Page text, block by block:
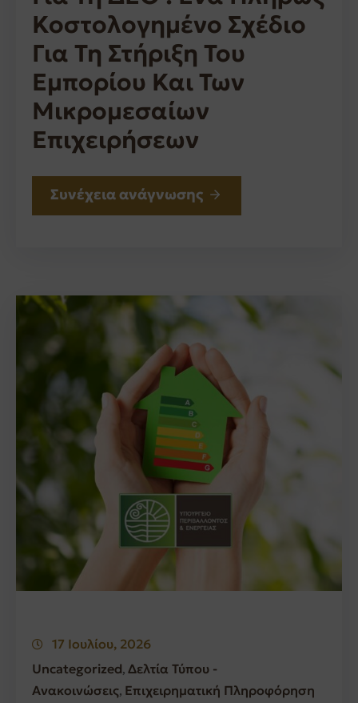
Κοστολογημένο Σχέδιο
Για Τη Στήριξη Του
Εμπορίου Και Των
Μικρομεσαίων
Επιχειρήσεων
Συνέχεια ανάγνωσης
17 Ιουλίου, 2026
Uncategorized‚ Δελτία Τύπου -
Ανακοινώσεις‚ Επιχειρηματική Πληροφόρηση